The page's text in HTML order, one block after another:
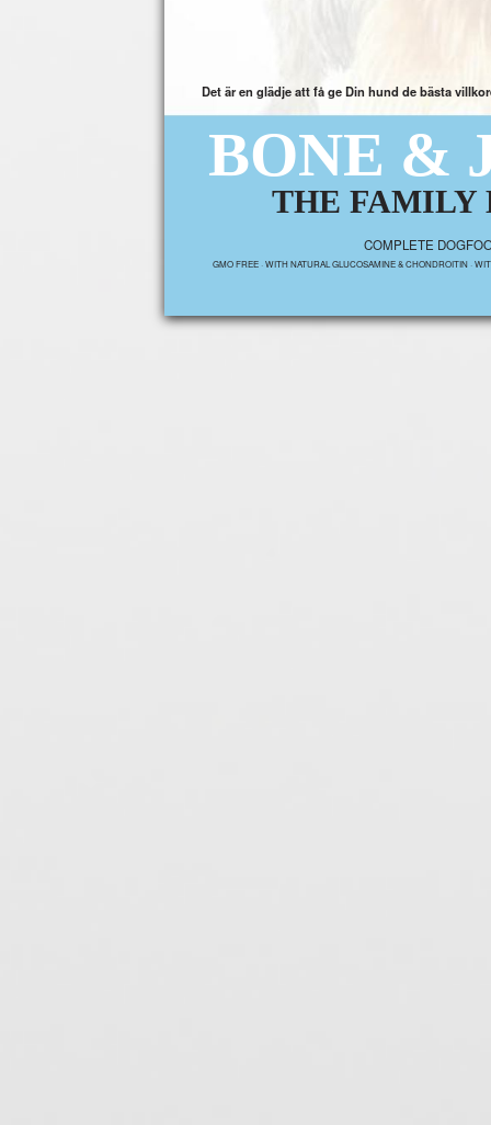
BONE &
THE FAMILY
COMPLETE
GMO FREE · WITH NATURAL GLUCOSAMINE & CHONDROITIN ·
Det är en glädje att få ge Din hund de bästa